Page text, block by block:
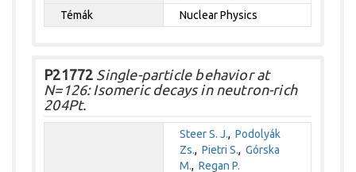
Témák
Nuclear Physics
P21772 Single-particle behavior at
N=126: Isomeric decays in neutron-rich
204Pt.
Steer S. J.,Podolyák
Zs.,Pietri S.,Górska
M.,Regan P.